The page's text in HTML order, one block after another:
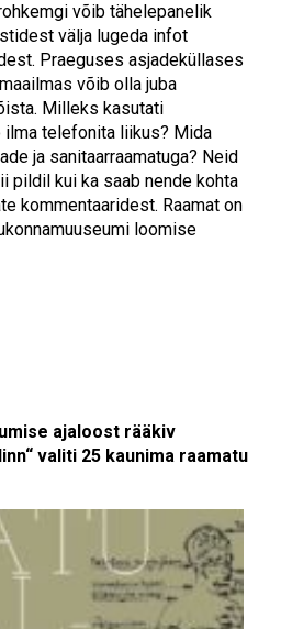
võib tähelepanelik
välja lugeda infot
Praeguses asjadeküllases
võib olla juba
Milleks kasutati
ilma telefonita liikus? Mida
ja sanitaarraamatuga? Neid
pildil kui ka saab nende kohta
kommentaaridest. Raamat on
loomise
ajaloost rääkiv
valiti 25 kaunima raamatu